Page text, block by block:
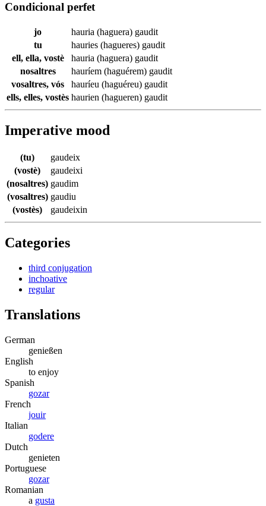
Condicional perfet
jo hauria (haguera) gaudit
tu
hauries (hagueres) gaudit
ell, ella, vostè
hauria (haguera) gaudit
nosaltres
hauríem (haguérem) gaudit
vosaltres, vós
hauríeu (haguéreu) gaudit
ells, elles, vostès haurien (hagueren) gaudit
Imperative mood
(tu)
gaudeix
(vostè)
gaudeixi
(nosaltres) gaudim
(vosaltres) gaudiu
(vostès)
gaudeixin
Categories
third conjugation
inchoative
regular
Translations
German
genießen
English
to enjoy
Spanish
gozar
French
jouir
Italian
godere
Dutch
genieten
Portuguese
gozar
Romanian
a gusta